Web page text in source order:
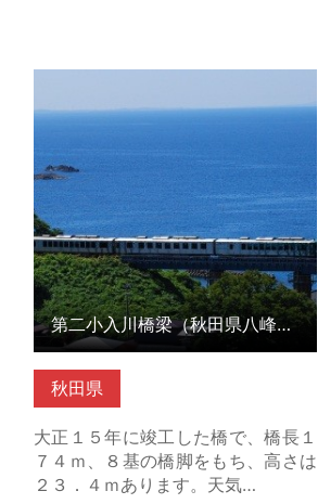
秋田県
大正１５年に竣工した橋で、橋長１
７４ｍ、８基の橋脚をもち、高さは
２３．４ｍあります。天気…
第二小入川橋梁（秋田県八峰町）